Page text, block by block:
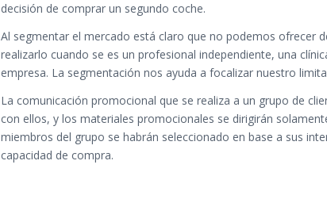
decisión de comprar un segundo coche.
Al segmentar el mercado está claro que no podemos ofrecer
realizarlo cuando se es un profesional independiente, una
empresa. La segmentación nos ayuda a focalizar nuestro
La comunicación promocional que se realiza a un grupo de
con ellos, y los materiales promocionales se dirigirán
miembros del grupo se habrán seleccionado en base a sus
capacidad de compra.